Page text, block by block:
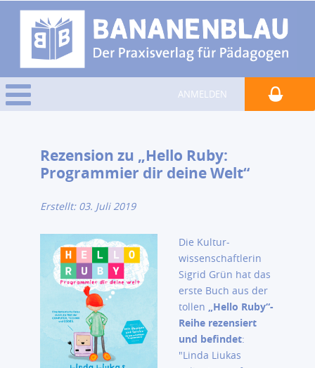
ANMELDEN
Rezension zu „Hello Ruby:
Programmier dir deine Welt“
Erstellt: 03. Juli 2019
Die Kultur­
wissenschaftlerin
Sigrid Grün hat das
erste Buch aus der
tollen
„Hello Ruby“-
Reihe rezensiert
und befindet:
"Linda Liukas